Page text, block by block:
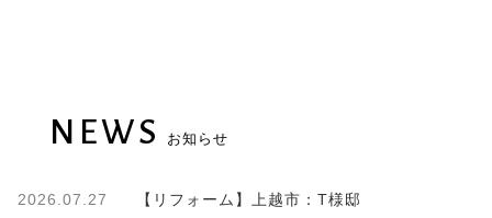
NEWS お知らせ
2026.07.27 【リフォーム】上越市：T様邸